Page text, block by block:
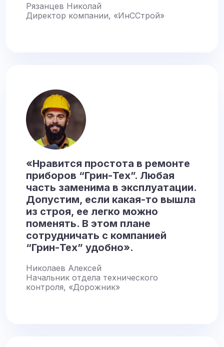
Рязанцев Николай
Директор компании, «ИнССтрой»
«Нравится простота в ремонте
приборов “Грин-Тех”. Любая
часть заменима в эксплуатации.
Допустим, если какая-то вышла
из строя, ее легко можно
поменять. В этом плане
сотрудничать с компанией
“Грин-Тех” удобно».
Николаев Алексей
Начальник отдела технического
контроля, «Дорожник»